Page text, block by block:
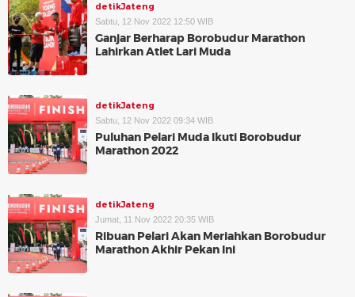
detikJateng
Sabtu, 12 Nov 2022 12:50 WIB
Ganjar Berharap Borobudur Marathon
Lahirkan Atlet Lari Muda
detikJateng
Sabtu, 12 Nov 2022 09:34 WIB
Puluhan Pelari Muda Ikuti Borobudur
Marathon 2022
detikJateng
Jumat, 11 Nov 2022 20:35 WIB
Ribuan Pelari Akan Meriahkan Borobudur
Marathon Akhir Pekan Ini